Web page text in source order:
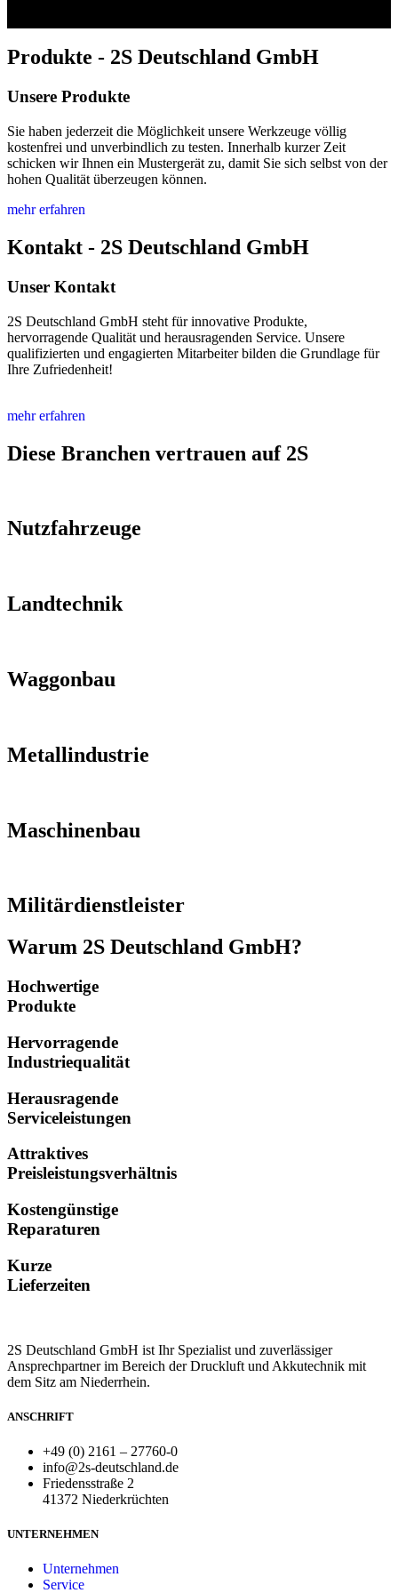
Produkte - 2S Deutschland GmbH
Unsere Produkte
Sie haben jederzeit die Möglichkeit unsere Werkzeuge völlig
kostenfrei und unverbindlich zu testen. Innerhalb kurzer Zeit
schicken wir Ihnen ein Mustergerät zu, damit Sie sich selbst von der
hohen Qualität überzeugen können.
mehr erfahren
Kontakt - 2S Deutschland GmbH
Unser Kontakt
2S Deutschland GmbH steht für innovative Produkte,
hervorragende Qualität und herausragenden Service. Unsere
qualifizierten und engagierten Mitarbeiter bilden die Grundlage für
Ihre Zufriedenheit!
mehr erfahren
Diese Branchen vertrauen auf 2S
Nutzfahrzeuge
Landtechnik
Waggonbau
Metallindustrie
Maschinenbau
Militärdienstleister
Warum 2S Deutschland GmbH?
Hochwertige
Produkte
Hervorragende
Industriequalität
Herausragende
Serviceleistungen
Attraktives
Preisleistungsverhältnis
Kostengünstige
Reparaturen
Kurze
Lieferzeiten
2S Deutschland GmbH ist Ihr Spezialist und zuverlässiger
Ansprechpartner im Bereich der Druckluft und Akkutechnik mit
dem Sitz am Niederrhein.
ANSCHRIFT
+49 (0) 2161 – 27760-0
info@2s-deutschland.de
Friedensstraße 2
41372 Niederkrüchten
UNTERNEHMEN
Unternehmen
Service